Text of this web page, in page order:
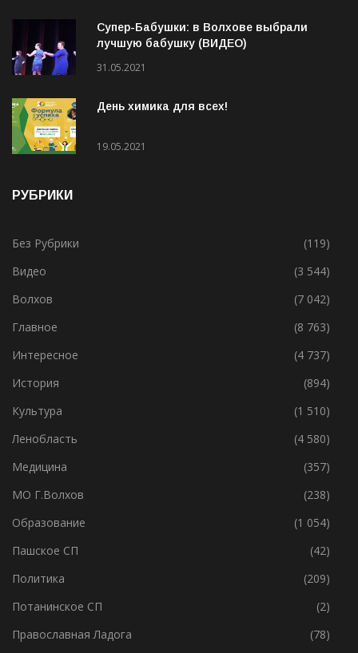
21.04.2021
Супер-Бабушки: в Волхове выбрали
31.05.2021
День химика для всех!
Без Рубрики
(119)
Видео
(3 544)
Волхов
(7 042)
Главное
(8 763)
Интересное
(4 737)
История
(894)
Культура
(1 510)
Ленобласть
(4 580)
Медицина
(357)
МО Г.Волхов
(238)
Образование
(1 054)
Пашское СП
(42)
Политика
(209)
Потанинское СП
(2)